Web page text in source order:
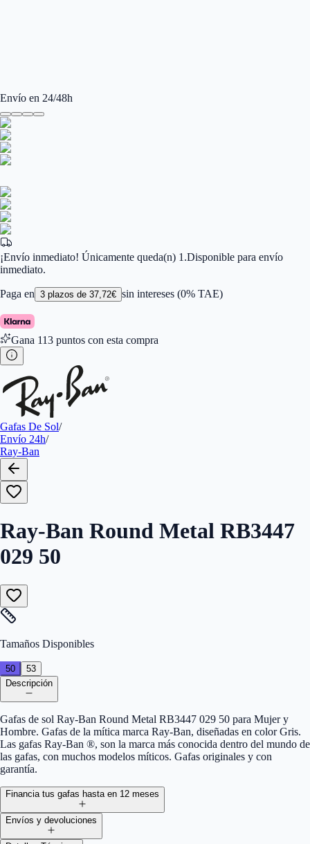
Gafas de sol Ray-Ban Round Metal RB3447 029 50 para Mujer y
Gafas de sol Ray-Ban Round Metal RB3447 029 50 para Mujer y
Género:Mujer, Hombre
Largo de la Varilla (mm)
145
Tipo de Cristales:Normales
Calibres:805289439936,8053672666861
En Stock
Envío en 24/48h
¡Envío inmediato! Únicamente queda(n) 1.Disponible para envío
inmediato.
Paga en 3 plazos de 37,72€ sin intereses (0% TAE)
Gana 113 puntos con esta compra
Gafas De Sol/
Envío 24h/
Ray-Ban
Ray-Ban Round Metal RB3447
029 50
Tamaños Disponibles
50
53
Descripción
Gafas de sol Ray-Ban Round Metal RB3447 029 50 para Mujer y
Hombre. Gafas de la mítica marca Ray-Ban, diseñadas en color Gris.
Las gafas Ray-Ban ®, son la marca más conocida dentro del mundo de
las gafas, con muchos modelos míticos. Gafas originales y con
garantía.
Financia tus gafas hasta en 12 meses
Envíos y devoluciones